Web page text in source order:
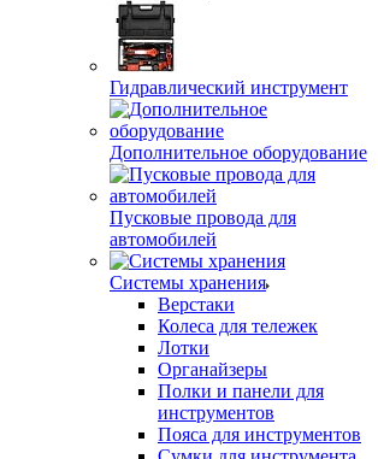
Гидравлический инструмент
Дополнительное оборудование
Пусковые провода для
автомобилей
Системы хранения
Верстаки
Колеса для тележек
Лотки
Органайзеры
Полки и панели для
инструментов
Пояса для инструментов